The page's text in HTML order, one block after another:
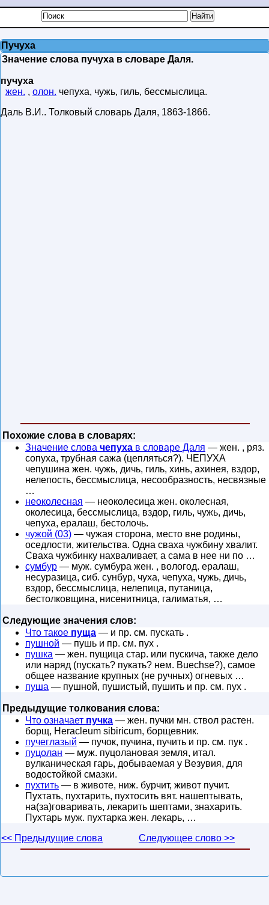
Пучуха
Значение слова пучуха в словаре Даля.
пучуха
жен. , олон. чепуха, чужь, гиль, бессмыслица.
Даль В.И.. Толковый словарь Даля, 1863-1866.
Похожие слова в словарях:
Значение слова чепуха в словаре Даля — жен. , ряз.
сопуха, трубная сажа (цепляться?). ЧЕПУХА
чепушина жен. чужь, дичь, гиль, хинь, ахинея, вздор,
нелепость, бессмыслица, несообразность, несвязные
…
неоколесная — неоколесица жен. околесная,
околесица, бессмыслица, вздор, гиль, чужь, дичь,
чепуха, ералаш, бестолочь.
чужой (03) — чужая сторона, место вне родины,
оседлости, жительства. Одна сваха чужбину хвалит.
Сваха чужбинку нахваливает, а сама в нее ни по …
сумбур — муж. сумбура жен. , вологод. ералаш,
несуразица, сиб. сунбур, чуха, чепуха, чужь, дичь,
вздор, бессмыслица, нелепица, путаница,
бестолковщина, нисенитница, галиматья, …
Следующие значения слов:
Что такое пуща — и пр. см. пускать .
пушной — пушь и пр. см. пух .
пушка — жен. пущица стар. или пускича, также дело
или наряд (пускать? пукать? нем. Buechse?), самое
общее название крупных (не ручных) огневых …
пуша — пушной, пушистый, пушить и пр. см. пух .
Предыдущие толкования слова:
Что означает пучка — жен. пучки мн. ствол растен.
борщ, Heracleum sibiricum, борщевник.
пучеглазый — пучок, пучина, пучить и пр. см. пук .
пуцолан — муж. пуцолановая земля, итал.
вулканическая гарь, добываемая у Везувия, для
водостойкой смазки.
пухтить — в животе, ниж. бурчит, живот пучит.
Пухтать, пухтарить, пухтосить вят. нашептывать,
на(за)говаривать, лекарить шептами, знахарить.
Пухтарь муж. пухтарка жен. лекарь, …
<< Предыдущие слова
Следующее слово >>